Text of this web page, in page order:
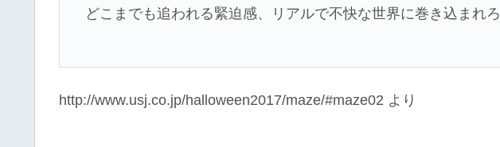
どこまでも追われる緊迫感、リアルで不快な世界に巻き込まれろ
http://www.usj.co.jp/halloween2017/maze/#maze02 より